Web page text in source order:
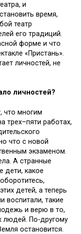
и
время,
театр
его традиций.
форме и что
«Пристань».
личностей, не
личностей?
что многим
трех–пяти работах,
что с новой
экзаменом.
А странные
дети, какое
детей, а теперь
воспитали, такие
и верю в то,
людей. По-другому
остановится.